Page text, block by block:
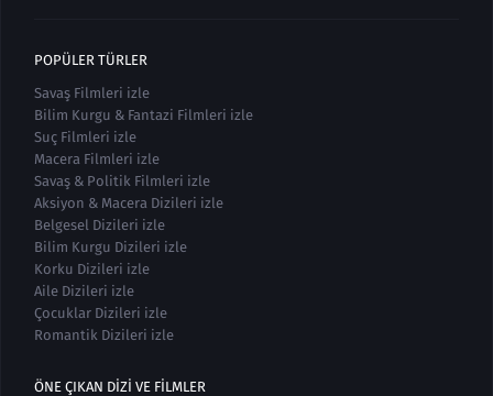
POPÜLER TÜRLER
Savaş Filmleri izle
Bilim Kurgu & Fantazi Filmleri izle
Suç Filmleri izle
Macera Filmleri izle
Savaş & Politik Filmleri izle
Aksiyon & Macera Dizileri izle
Belgesel Dizileri izle
Bilim Kurgu Dizileri izle
Korku Dizileri izle
Aile Dizileri izle
Çocuklar Dizileri izle
Romantik Dizileri izle
ÖNE ÇIKAN DIZI VE FILMLER